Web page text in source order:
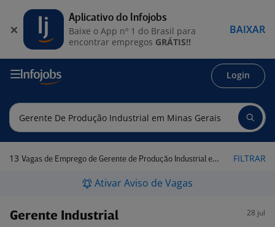
Login
13 Vagas de Emprego de Gerente de Produção Industrial em Minas Gerais FILTRAR
Ativar Aviso de Vagas
Gerente Industrial 28 jul
Aplicativo do Infojobs
Baixe o App nº 1 do Brasil para
encontrar empregos GRÁTIS!!
BAIXAR